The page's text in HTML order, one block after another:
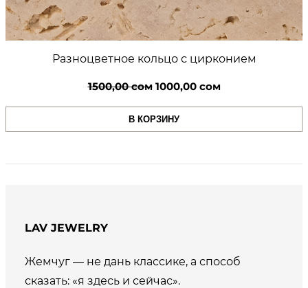
Разноцветное кольцо с цирконием
1500,00сом Первоначальная
цена
составляла
1000,00 сомТекущая
цена:
В КОРЗИНУ
LAV JEWELRY
Жемчуг — не дань классике, а способ
сказать: «я здесь и сейчас».